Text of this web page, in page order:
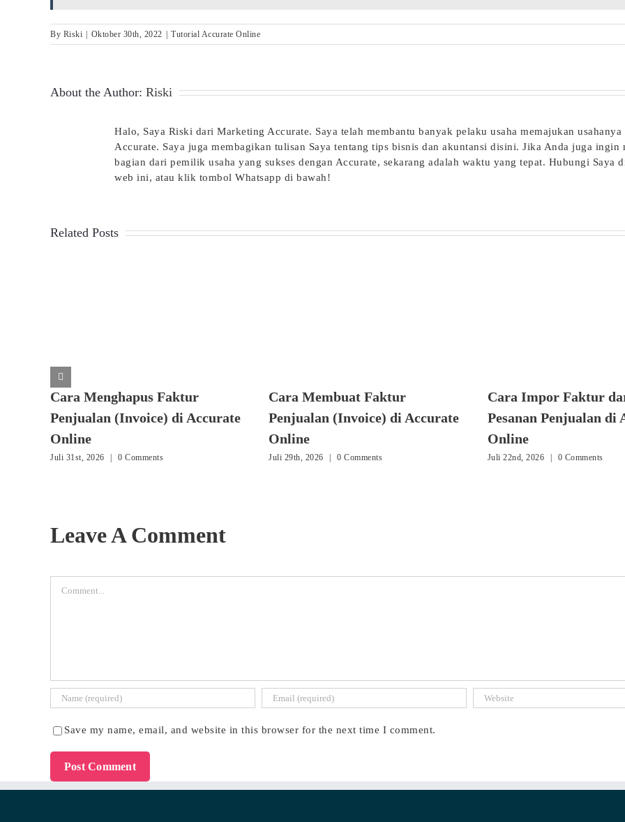
By Riski | Oktober 30th, 2022 | Tutorial Accurate Online
About the Author: Riski
Halo, Saya Riski dari Marketing Accurate. Saya telah membantu banyak pelaku usaha memajukan usahanya
Accurate. Saya juga membagikan tulisan Saya tentang tips bisnis dan akuntansi disini. Jika Anda juga ingin
bagian dari pemilik usaha yang sukses dengan Accurate, sekarang adalah waktu yang tepat. Hubungi Saya
web ini, atau klik tombol Whatsapp di bawah!
Related Posts
Cara Menghapus Faktur
Penjualan (Invoice) di Accurate
Online
Juli 31st, 2026 0 Comments
Cara Membuat Faktur
Penjualan (Invoice) di Accurate
Online
Juli 29th, 2026 0 Comments
Cara Impor Faktur
Pesanan Penjualan di
Online
Juli 22nd, 2026 0 Comments
Leave A Comment
Save my name, email, and website in this browser for the next time I comment.